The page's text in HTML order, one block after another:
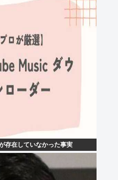
存在していなかった事実